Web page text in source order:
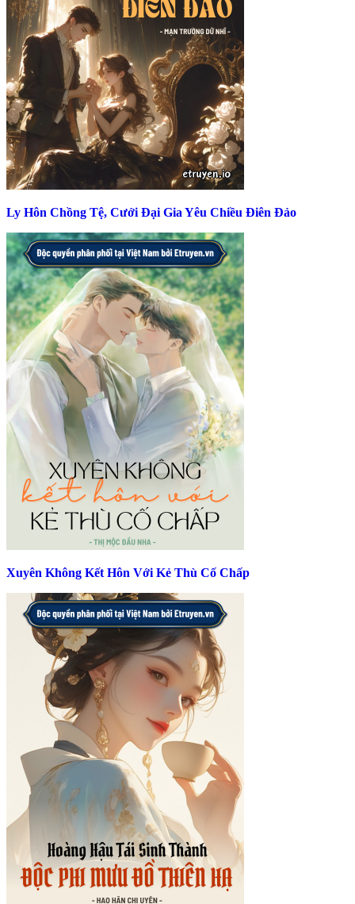
Ly Hôn Chồng Tệ, Cưới Đại Gia Yêu Chiều Điên Đảo
Xuyên Không Kết Hôn Với Kẻ Thù Cố Chấp